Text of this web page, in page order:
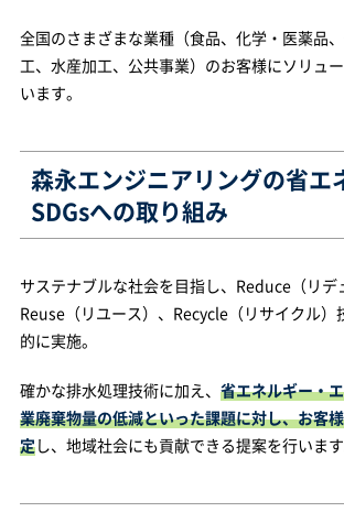
全国のさまざまな業種（食品、化学・医薬品
工、水産加工、公共事業）のお客様にソリュ
います。
森永エンジニアリングの省エ
SDGsへの取り組み
サステナブルな社会を目指し、Reduce（リデ
Reuse（リユース）、Recycle（リサイクル）
的に実施。
確かな排水処理技術に加え、 省エネルギー・
業廃棄物量の低減といった課題に対し、お客
定し、地域社会にも貢献できる提案を行います